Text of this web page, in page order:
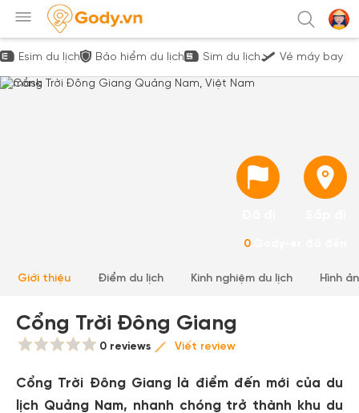
Esim du lịch Bảo hiểm du lịch Sim du lịch Vé máy bay
0
Giới thiệu Điểm du lịch Kinh nghiệm du lịch Hình
Cổng Trời Đông Giang
0 reviews Viết review
Cổng Trời Đông Giang là điểm đến mới của du
lịch Quảng Nam, nhanh chóng trở thành khu du